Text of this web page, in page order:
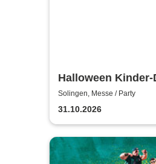
Halloween Kinder-
Solingen, Messe / Party
31.10.2026